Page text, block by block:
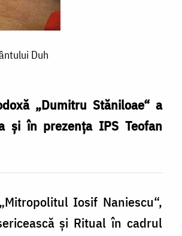
Duh
„Dumitru Stăniloae“ a
și în prezența IPS Teofan
Iosif Naniescu“,
și Ritual în cadrul